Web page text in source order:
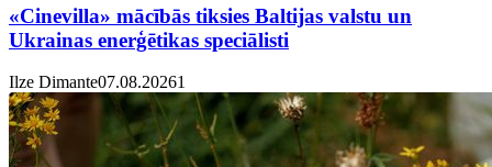
«Cinevilla» mācībās tiksies Baltijas valstu un
Ukrainas enerģētikas speciālisti
Ilze Dimante07.08.20261